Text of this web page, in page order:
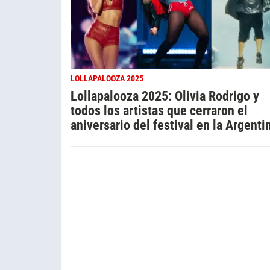
LOLLAPALOOZA 2025
Lollapalooza 2025: Olivia Rodrigo y
todos los artistas que cerraron el
aniversario del festival en la